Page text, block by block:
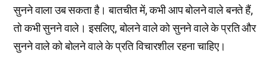
सुनने वाला उब सकता है। बातचीत में, कभी आप बोलने वाले बनते हैं,
तो कभी सुनने वाले। इसलिए, बोलने वाले को सुनने वाले के प्रति और
सुनने वाले को बोलने वाले के प्रति विचारशील रहना चाहिए।